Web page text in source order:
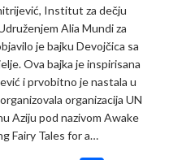
Institut za dečju
Alia Mundi za
je bajku Devojčica sa
Ova bajka je inspirisana
i prvobitno je nastala u
organizacija UN
Aziju pod nazivom Awake
Fairy Tales for a…